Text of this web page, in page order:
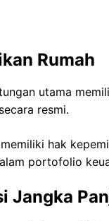
Rumah
utama
resmi.
hak
portofolio
Jangka